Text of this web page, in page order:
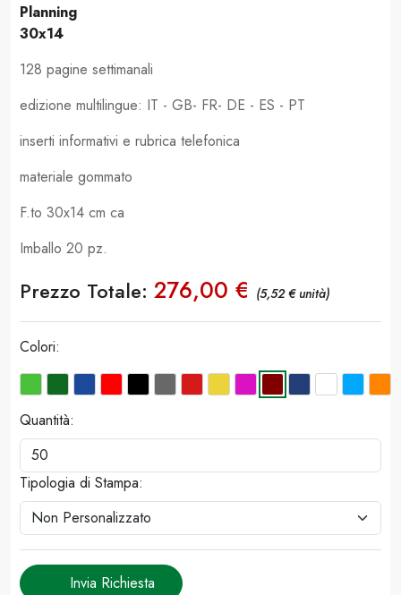
Planning
30x14
128 pagine settimanali
edizione multilingue: IT - GB- FR- DE - ES - PT
inserti informativi e rubrica telefonica
materiale gommato
F.to 30x14 cm ca
Imballo 20 pz.
Prezzo Totale: 276,00 € (5,52 € unità)
Colori:
Quantità:
Tipologia di Stampa:
Invia Richiesta